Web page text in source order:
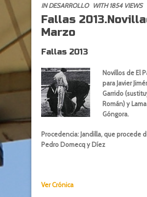
INDESARROLLO WITH 1854 VIEWS
Fallas
Marzo
Fallas 2013
Novillos de El
para Javier
Garrido
Román) y
Góngora.
Procedencia: Jandilla, que procede
Pedro Domecq y Díez
Ver Crónica